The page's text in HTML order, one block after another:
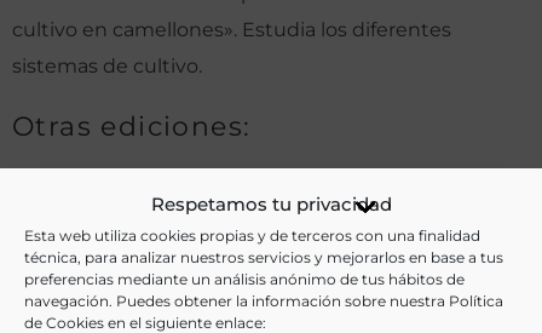
Respetamos tu privacidad
Esta web utiliza cookies propias y de terceros con una finalidad
técnica, para analizar nuestros servicios y mejorarlos en base a tus
preferencias mediante un análisis anónimo de tus hábitos de
navegación. Puedes obtener la información sobre nuestra Política
de Cookies en el siguiente enlace:
cultivo en camellones». Estudia los diferentes
sistemas de cultivo.
Otras ediciones:
Ver más libros de estas materias: